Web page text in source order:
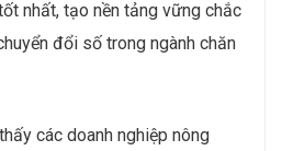
nhất, tạo nền tảng vững chắc
đổi số trong ngành chăn
các doanh nghiệp nông